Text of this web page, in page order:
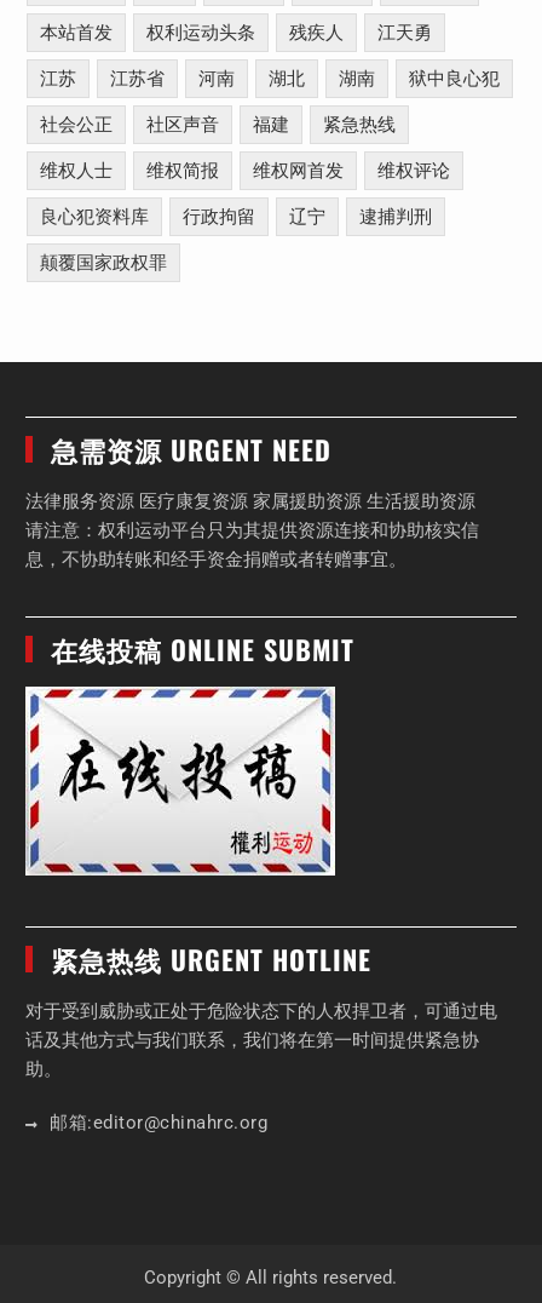
本站首发 权利运动头条 残疾人 江天勇
江苏 江苏省 河南 湖北 湖南 狱中良心犯
社会公正 社区声音 福建 紧急热线
维权人士 维权简报 维权网首发 维权评论
良心犯资料库 行政拘留 辽宁 逮捕判刑
颠覆国家政权罪
急需资源 URGENT NEED
法律服务资源 医疗康复资源 家属援助资源 生活援助资源
请注意：权利运动平台只为其提供资源连接和协助核实信
息，不协助转账和经手资金捐赠或者转赠事宜。
在线投稿 ONLINE SUBMIT
紧急热线 URGENT HOTLINE
对于受到威胁或正处于危险状态下的人权捍卫者，可通过电
话及其他方式与我们联系，我们将在第一时间提供紧急协
助。
邮箱:editor@chinahrc.org
Copyright © All rights reserved.